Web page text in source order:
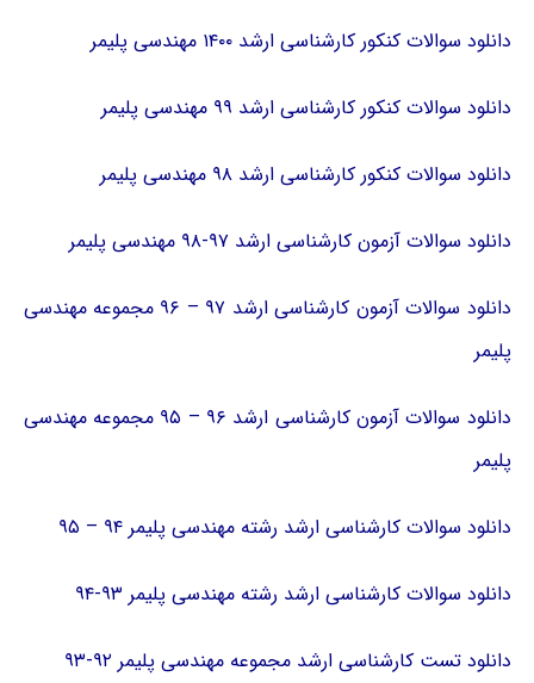
دانلود سوالات کنکور کارشناسی ارشد ۱۴۰۰ مهندسی پلیمر
دانلود سوالات کنکور کارشناسی ارشد ۹۹ مهندسی پلیمر
دانلود سوالات کنکور کارشناسی ارشد ۹۸ مهندسی پلیمر
دانلود سوالات آزمون کارشناسی ارشد ۹۷-۹۸ مهندسی پلیمر
دانلود سوالات آزمون کارشناسی ارشد ۹۷ – ۹۶ مجموعه مهندسی
پلیمر
دانلود سوالات آزمون کارشناسی ارشد ۹۶ – ۹۵ مجموعه مهندسی
پلیمر
دانلود سوالات کارشناسی ارشد رشته مهندسی پلیمر ۹۴ – ۹۵
دانلود سوالات کارشناسی ارشد رشته مهندسی پلیمر ۹۳-۹۴
دانلود تست کارشناسی ارشد مجموعه مهندسی پلیمر ۹۲-۹۳